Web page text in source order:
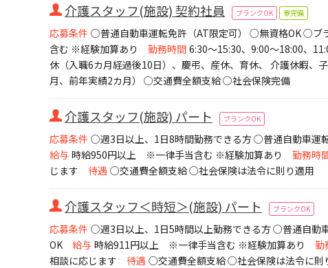
介護スタッフ(施設) 契約社員 ブランクOK 寮完備
応募条件 ○普通自動車運転免許（AT限定可） ○無資格OK ○ブ
含む ※経験加算あり
勤務時間 6:30～15:30、9:00～18:00、
休（入職6カ月経過後10日）、慶弔、産休、育休、 介護休暇、
月、前年実績2カ月） ○交通費全額支給 ○社会保険完備
介護スタッフ(施設) パート ブランクOK
応募条件 ○週3日以上、1日8時間勤務できる方 ○普通自動車
給与 時給950円以上 ※一律手当含む ※経験加算あり 勤務時
じます
待遇 ○交通費全額支給 ○社会保険は法令に則り適用
介護スタッフ＜時短＞(施設) パート ブランクOK
応募条件 ○週3日以上、1日5時間以上勤務できる方 ○普通自
OK
給与 時給911円以上 ※一律手当含む ※経験加算あり 勤
相談に応じます
待遇 ○交通費全額支給 ○社会保険は法令に則